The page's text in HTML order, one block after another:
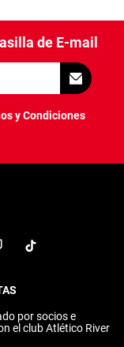
de E-mail
y Condiciones
por socios e
el club Atlético River